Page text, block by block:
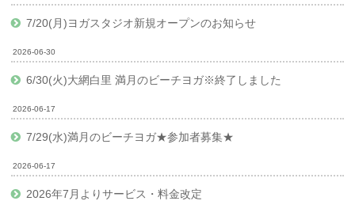
7/20(月)ヨガスタジオ新規オープンのお知らせ
2026-06-30
6/30(火)大網白里 満月のビーチヨガ※終了しました
2026-06-17
7/29(水)満月のビーチヨガ★参加者募集★
2026-06-17
2026年7月よりサービス・料金改定